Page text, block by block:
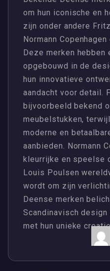
om hun iconische en
zijn onder andere
Normann
Deze merken
opgebouwd in de
hun innovatieve
aandacht voor detail.
bijvoorbeeld bekend
meubelstukken,
moderne en
aanbieden. Normann
kleurrijke en speelse
Louis Poulsen
wordt om zijn
Deense merken
Scandinavisch
met hun unieke